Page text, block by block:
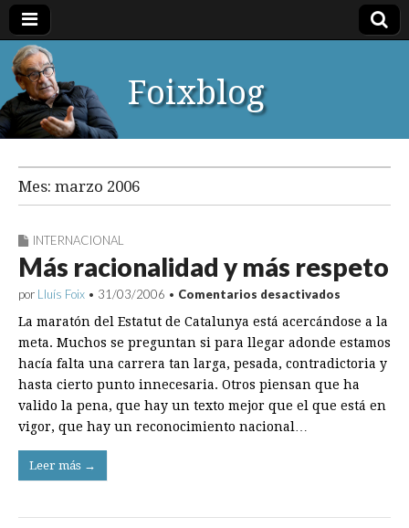
Foixblog
Mes: marzo 2006
INTERNACIONAL
Más racionalidad y más respeto
por Lluís Foix • 31/03/2006 • Comentarios desactivados
y
más
respeto
La maratón del Estatut de Catalunya está acercándose a la
meta. Muchos se preguntan si para llegar adonde estamos
hacía falta una carrera tan larga, pesada, contradictoria y
hasta cierto punto innecesaria. Otros piensan que ha
valido la pena, que hay un texto mejor que el que está en
vigor, que hay un reconocimiento nacional…
Leer más →